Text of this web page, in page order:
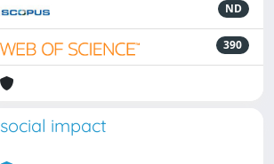
ND
390
social impact